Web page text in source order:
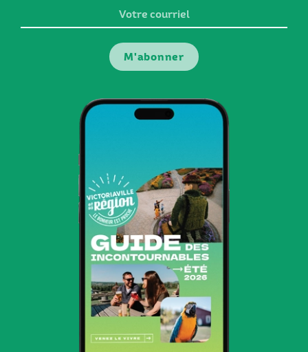
courriel